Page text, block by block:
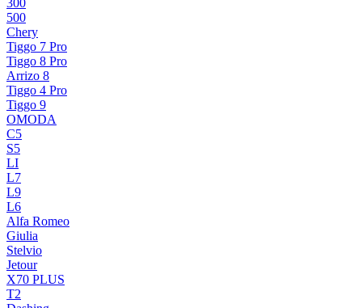
300
500
Chery
Tiggo 7 Pro
Tiggo 8 Pro
Arrizo 8
Tiggo 4 Pro
Tiggo 9
OMODA
C5
S5
LI
L7
L9
L6
Alfa Romeo
Giulia
Stelvio
Jetour
X70 PLUS
T2